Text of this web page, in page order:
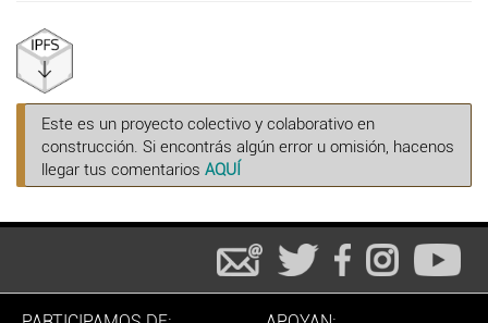
Este es un proyecto colectivo y colaborativo en
construcción. Si encontrás algún error u omisión, hacenos
llegar tus comentarios AQUÍ